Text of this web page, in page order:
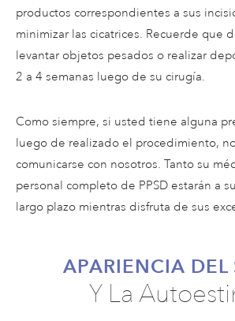
productos correspondientes a sus
minimizar las cicatrices. Recuerde que
levantar objetos pesados o realizar
2 a 4 semanas luego de su cirugía.
Como siempre, si usted tiene alguna
luego de realizado el procedimiento,
comunicarse con nosotros. Tanto su
personal completo de PPSD estarán a
largo plazo mientras disfruta de sus
APARIENCIA DEL
Y La